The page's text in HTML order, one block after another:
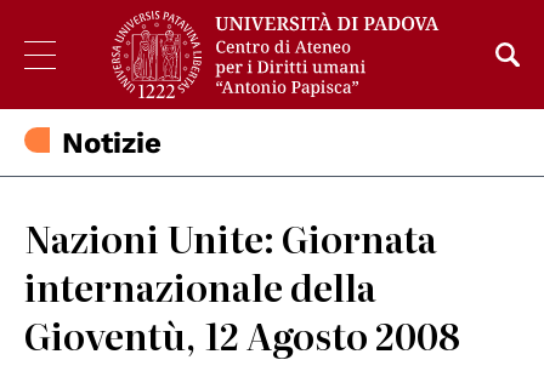
Notizie
Nazioni Unite: Giornata
internazionale della
Gioventù, 12 Agosto 2008